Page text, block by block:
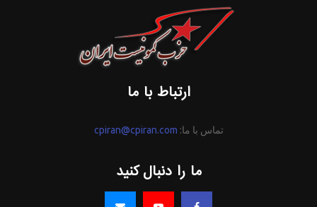
ارتباط با ما
تماس با ما: cpiran@cpiran.com
ما را دنبال کنید